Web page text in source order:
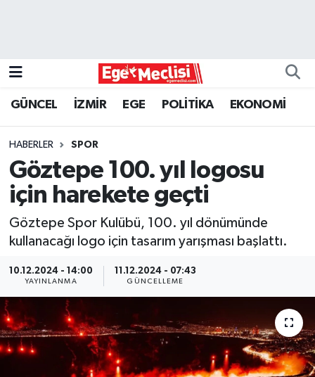
GÜNCEL İZMİR EGE POLİTİKA EKONOMİ
HABERLER SPOR
Göztepe 100. yıl logosu
için harekete geçti
Göztepe Spor Kulübü, 100. yıl dönümünde
kullanacağı logo için tasarım yarışması başlattı.
10.12.2024 - 14:00
YAYINLANMA
11.12.2024 - 07:43
GÜNCELLEME
GÜNCEL
İZMİR
ÖZEL HABER
POLİTİKA
Programlar
SPOR
YAŞAM